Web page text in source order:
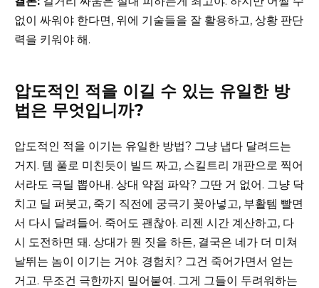
없이 싸워야 한다면, 위에 기술들을 잘 활용하고, 상황 판단
력을 키워야 해.
압도적인 적을 이길 수 있는 유일한 방
법은 무엇입니까?
압도적인 적을 이기는 유일한 방법? 그냥 냅다 달려드는
거지. 템 풀로 미친듯이 빌드 짜고, 스킬트리 개판으로 찍어
서라도 극딜 뽑아내. 상대 약점 파악? 그딴 거 없어. 그냥 닥
치고 딜 퍼붓고, 죽기 직전에 궁극기 꽂아넣고, 부활템 빨면
서 다시 달려들어. 죽어도 괜찮아. 리젠 시간 계산하고, 다
시 도전하면 돼. 상대가 뭔 짓을 하든, 결국은 네가 더 미쳐
날뛰는 놈이 이기는 거야. 경험치? 그건 죽어가면서 얻는
거고. 무조건 극한까지 밀어붙여. 그게 그들이 두려워하는